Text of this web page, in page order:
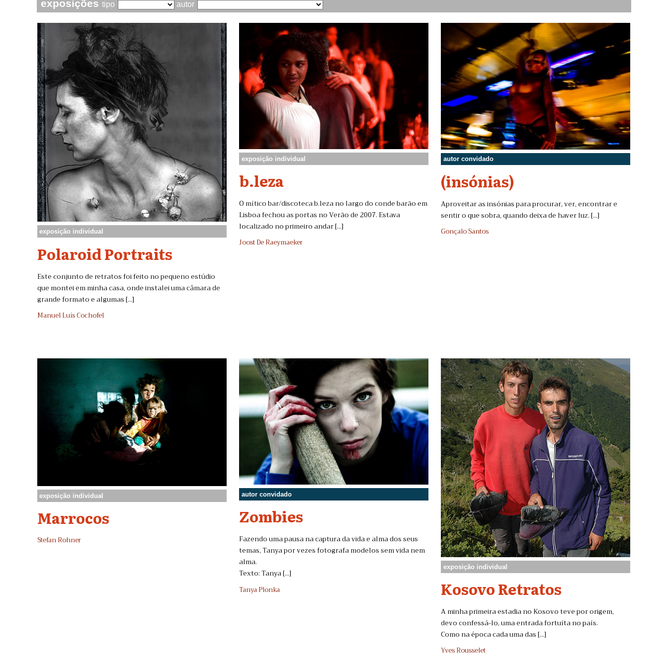
exposiçõestipo autor
exposição individual
Polaroid Portraits
Este conjunto de retratos foi feito no pequeno estúdio
que montei em minha casa, onde instalei uma câmara de
grande formato e algumas [...]
Manuel Luís Cochofel
exposição individual
b.leza
O mítico bar/discoteca b.leza no largo do conde barão em
Lisboa fechou as portas no Verão de 2007. Estava
localizado no primeiro andar [...]
Joost De Raeymaeker
autor convidado
(insónias)
Aproveitar as insónias para procurar, ver, encontrar e
sentir o que sobra, quando deixa de haver luz. [...]
Gonçalo Santos
exposição individual
Marrocos
Stefan Rohner
autor convidado
Zombies
Fazendo uma pausa na captura da vida e alma dos seus
temas, Tanya por vezes fotografa modelos sem vida nem
alma.
Texto: Tanya [...]
Tanya Plonka
exposição individual
Kosovo Retratos
A minha primeira estadia no Kosovo teve por origem,
devo confessá-lo, uma entrada fortuíta no país.
Como na época cada uma das [...]
Yves Rousselet